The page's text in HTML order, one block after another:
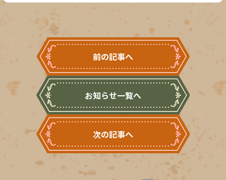
前の記事へ
お知らせ一覧へ
次の記事へ